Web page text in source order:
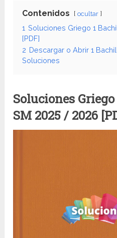
Contenidos ocultar
1 Soluciones Griego 1
[PDF]
2 Descargar o Abrir 1
Soluciones
Soluciones Griego
SM 2025 / 2026